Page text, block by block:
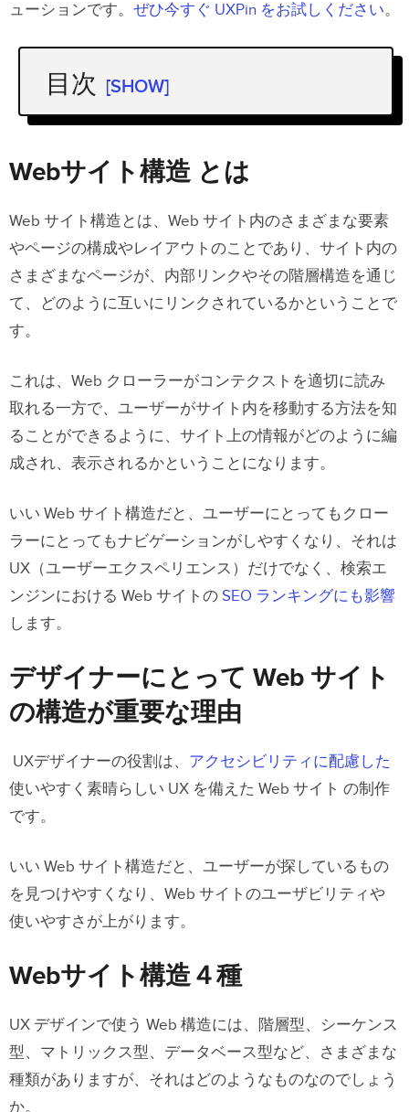
ューションです。 ぜひ今すぐ UXPin をお試しください。
目次 [SHOW]
Webサイト構造 とは
デザイナーにとって Web サイトの構造
Webサイト構造４種
階層型 Webサイト構造
シーケンス型 Webサイト構造
データベース型 Webサイト構造
最適な Webサイト構造 の選び方
Web サイト 構造の主な要素
カテゴリーとサブカテゴリーの Web 構造
個別ページの Web 構造に関するヒント
パンくずリストを使う
コンテクストリンク
Webサイト構造 をデザインに手軽に取
り入れよう
Webサイト構造 とは
Web サイト構造とは、Web サイト内のさまざまな要素
やページの構成やレイアウトのことであり、サイト内の
さまざまなページが、内部リンクやその階層構造を通じ
て、どのように互いにリンクされているかということで
す。
これは、Web クローラーがコンテクストを適切に読み
取れる一方で、ユーザーがサイト内を移動する方法を知
ることができるように、サイト上の情報がどのように編
成され、表示されるかということになります。
いい Web サイト構造だと、ユーザーにとってもクロー
ラーにとってもナビゲーションがしやすくなり、それは
UX（ユーザーエクスペリエンス）だけでなく、検索エ
ンジンにおける Web サイトの SEO ランキングにも影響
します。
デザイナーにとって Web サイト
の構造が重要な理由
UXデザイナーの役割は、 アクセシビリティに配慮した
使いやすく素晴らしい UX を備えた Web サイト の制作
です。
いい Web サイト構造だと、ユーザーが探しているもの
を見つけやすくなり、Web サイトのユーザビリティや
使いやすさが上がります。
Webサイト構造４種
UX デザインで使う Web 構造には、階層型、シーケンス
型、マトリックス型、データベース型など、さまざまな
種類がありますが、それはどのようなものなのでしょう
か。